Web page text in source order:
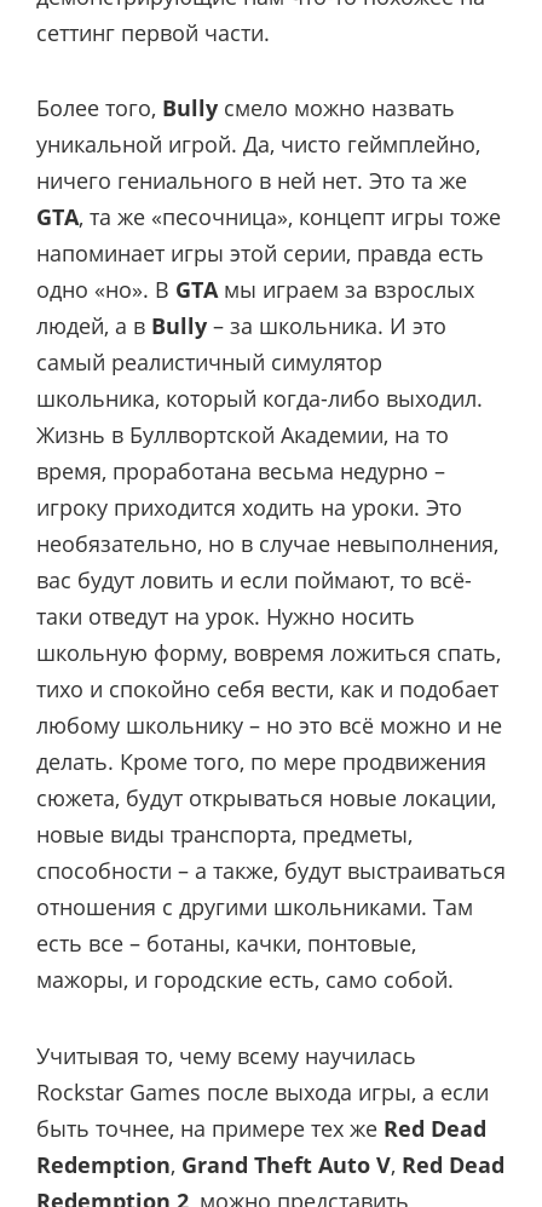
сеттинг первой части.
Более того, Bully смело можно назвать
уникальной игрой. Да, чисто геймплейно,
ничего гениального в ней нет. Это та же
GTA, та же «песочница», концепт игры тоже
напоминает игры этой серии, правда есть
одно «но». В GTA мы играем за взрослых
людей, а в Bully – за школьника. И это
самый реалистичный симулятор
школьника, который когда-либо выходил.
Жизнь в Буллвортской Академии, на то
время, проработана весьма недурно –
игроку приходится ходить на уроки. Это
необязательно, но в случае невыполнения,
вас будут ловить и если поймают, то всё-
таки отведут на урок. Нужно носить
школьную форму, вовремя ложиться спать,
тихо и спокойно себя вести, как и подобает
любому школьнику – но это всё можно и не
делать. Кроме того, по мере продвижения
сюжета, будут открываться новые локации,
новые виды транспорта, предметы,
способности – а также, будут выстраиваться
отношения с другими школьниками. Там
есть все – ботаны, качки, понтовые,
мажоры, и городские есть, само собой.
Учитывая то, чему всему научилась
Rockstar Games после выхода игры, а если
быть точнее, на примере тех же Red Dead
Redemption, Grand Theft Auto V, Red Dead
Redemption 2 , можно представить,